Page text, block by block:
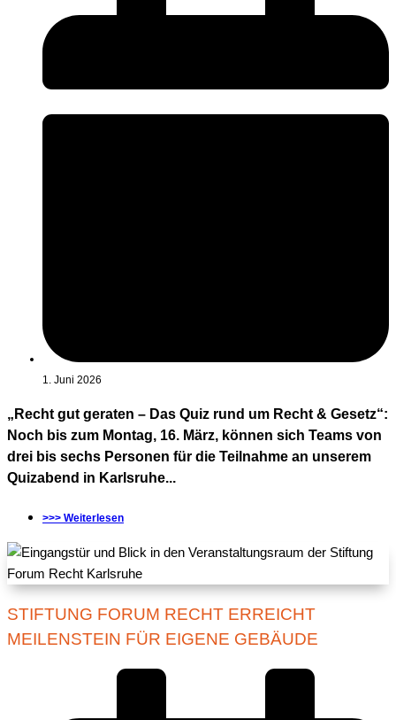
1. Juni 2026
„Recht gut geraten – Das Quiz rund um Recht & Gesetz“:
Noch bis zum Montag, 16. März, können sich Teams von
drei bis sechs Personen für die Teilnahme an unserem
Quizabend in Karlsruhe...
>>> Weiterlesen
STIFTUNG FORUM RECHT ERREICHT
MEILENSTEIN FÜR EIGENE GEBÄUDE